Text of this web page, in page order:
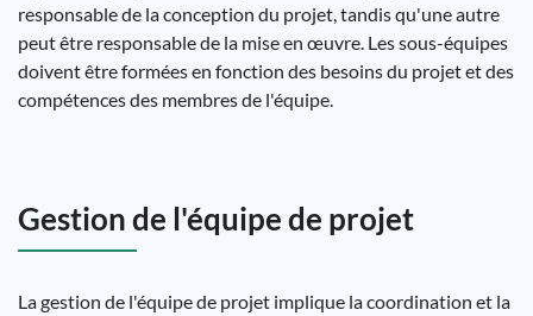
responsable de la conception du projet, tandis qu'une autre
peut être responsable de la mise en œuvre. Les sous-équipes
doivent être formées en fonction des besoins du projet et des
compétences des membres de l'équipe.
Gestion de l'équipe de projet
La gestion de l'équipe de projet implique la coordination et la